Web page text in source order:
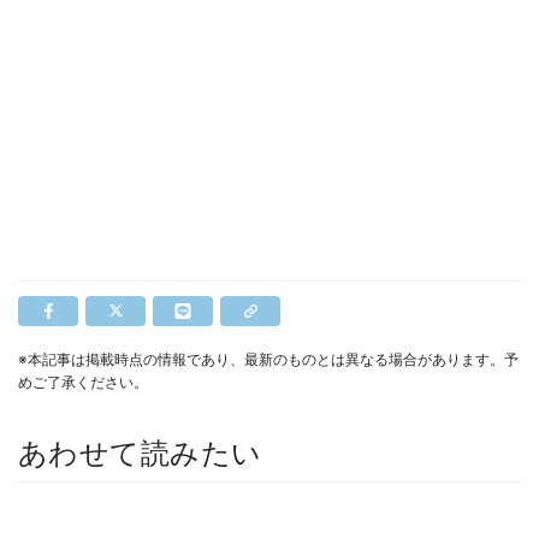
※本記事は掲載時点の情報であり、最新のものとは異なる場合があります。予
めご了承ください。
あわせて読みたい